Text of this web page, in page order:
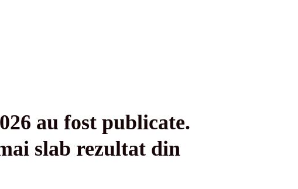
au fost publicate.
slab rezultat din